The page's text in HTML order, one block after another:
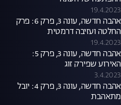
19.4.2023
אהבה חדשה, עונה 3, פרק 6: פרק
החלטה ועזיבה דרמטית
19.4.2023
אהבה חדשה, עונה 3, פרק 5:
האירוע שפירק זוג
3.4.2023
אהבה חדשה, עונה 3, פרק 4: יובל
מתאהבת